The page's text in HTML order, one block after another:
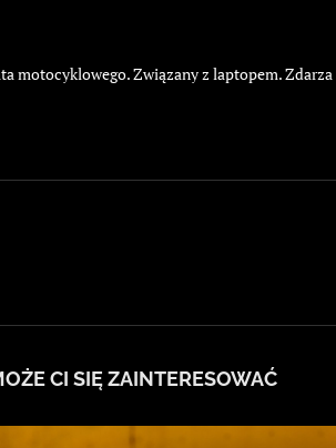
motocyklowego. Związany z laptopem.
CI SIĘ ZAINTERESOWAĆ